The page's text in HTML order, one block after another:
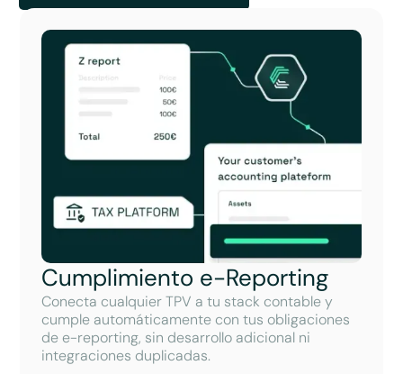
Cumplimiento e-Reporting
Conecta cualquier TPV a tu stack contable y
cumple automáticamente con tus obligaciones
de e-reporting, sin desarrollo adicional ni
integraciones duplicadas.